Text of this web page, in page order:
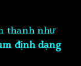
thanh như
định dạng